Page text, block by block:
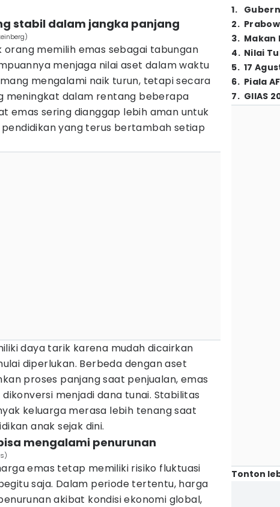
stabil dalam jangka panjang
orang memilih emas sebagai tabungan
menjaga nilai aset dalam waktu
mengalami naik turun, tetapi secara
meningkat dalam rentang beberapa
emas sering dianggap lebih aman untuk
yang terus bertambah setiap
daya tarik karena mudah dicairkan
diperlukan. Berbeda dengan aset
proses panjang saat penjualan, emas
menjadi dana tunai. Stabilitas
keluarga merasa lebih tenang saat
anak sejak dini.
mengalami penurunan
emas tetap memiliki risiko fluktuasi
saja. Dalam periode tertentu, harga
akibat kondisi ekonomi global,
1.
2.
3. Makan
4. Nilai
5. 17
6. Piala
7. GIIAS
Tonton